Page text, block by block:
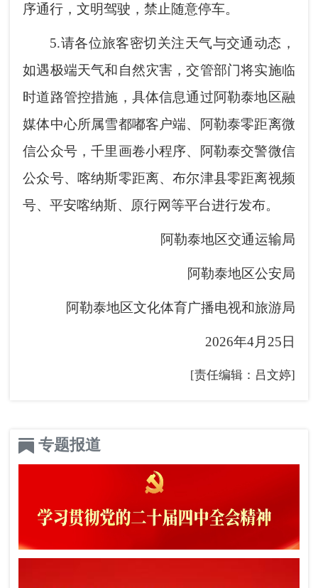
序通行，文明驾驶，禁止随意停车。
5.请各位旅客密切关注天气与交通动态，
如遇极端天气和自然灾害，交管部门将实施临
时道路管控措施，具体信息通过阿勒泰地区融
媒体中心所属雪都嘟客户端、阿勒泰零距离微
信公众号，千里画卷小程序、阿勒泰交警微信
公众号、喀纳斯零距离、布尔津县零距离视频
号、平安喀纳斯、原行网等平台进行发布。
阿勒泰地区交通运输局
阿勒泰地区公安局
阿勒泰地区文化体育广播电视和旅游局
2026年4月25日
[责任编辑：吕文婷]
专题报道